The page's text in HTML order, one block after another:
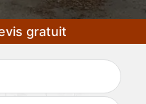
gratuit